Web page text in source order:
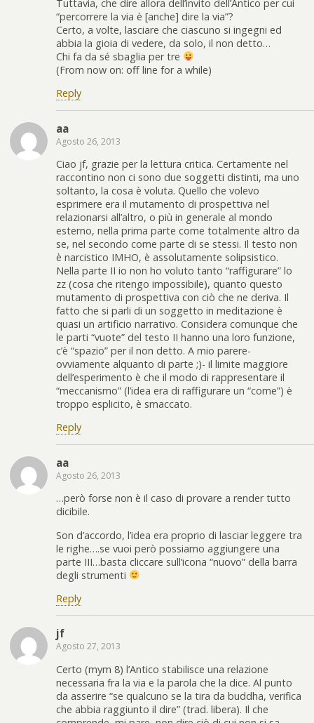
Tuttavia, che dire allora dell’invito dell’Antico per cui
“percorrere la via è [anche] dire la via”?
Certo, a volte, lasciare che ciascuno si ingegni ed
abbia la gioia di vedere, da solo, il non detto…
Chi fa da sé sbaglia per tre
(From now on: off line for a while)
Reply
aa
Agosto 26, 2013
Ciao jf, grazie per la lettura critica. Certamente nel
raccontino non ci sono due soggetti distinti, ma uno
soltanto, la cosa è voluta. Quello che volevo
esprimere era il mutamento di prospettiva nel
relazionarsi all’altro, o più in generale al mondo
esterno, nella prima parte come totalmente altro da
se, nel secondo come parte di se stessi. Il testo non
è narcistico IMHO, è assolutamente solipsistico.
Nella parte II io non ho voluto tanto “raffigurare” lo
zz (cosa che ritengo impossibile), quanto questo
mutamento di prospettiva con ciò che ne deriva. Il
fatto che si parli di un soggetto in meditazione è
quasi un artificio narrativo. Considera comunque che
le parti “vuote” del testo II hanno una loro funzione,
c’è “spazio” per il non detto. A mio parere-
ovviamente alquanto di parte ;)- il limite maggiore
dell’esperimento è che il modo di rappresentare il
“meccanismo” (l’idea era di raffigurare un “come”) è
troppo esplicito, è smaccato.
Reply
aa
Agosto 26, 2013
…però forse non è il caso di provare a render tutto
dicibile.
Son d’accordo, l’idea era proprio di lasciar leggere tra
le righe….se vuoi però possiamo aggiungere una
parte III…basta cliccare sull’icona “nuovo” della barra
degli strumenti
Reply
jf
Agosto 27, 2013
Certo (mym 8) l’Antico stabilisce una relazione
necessaria fra la via e la parola che la dice. Al punto
da asserire “se qualcuno se la tira da buddha, verifica
che abbia raggiunto il dire” (trad. libera). Il che